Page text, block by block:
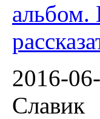
альбом.
2016-
Славик